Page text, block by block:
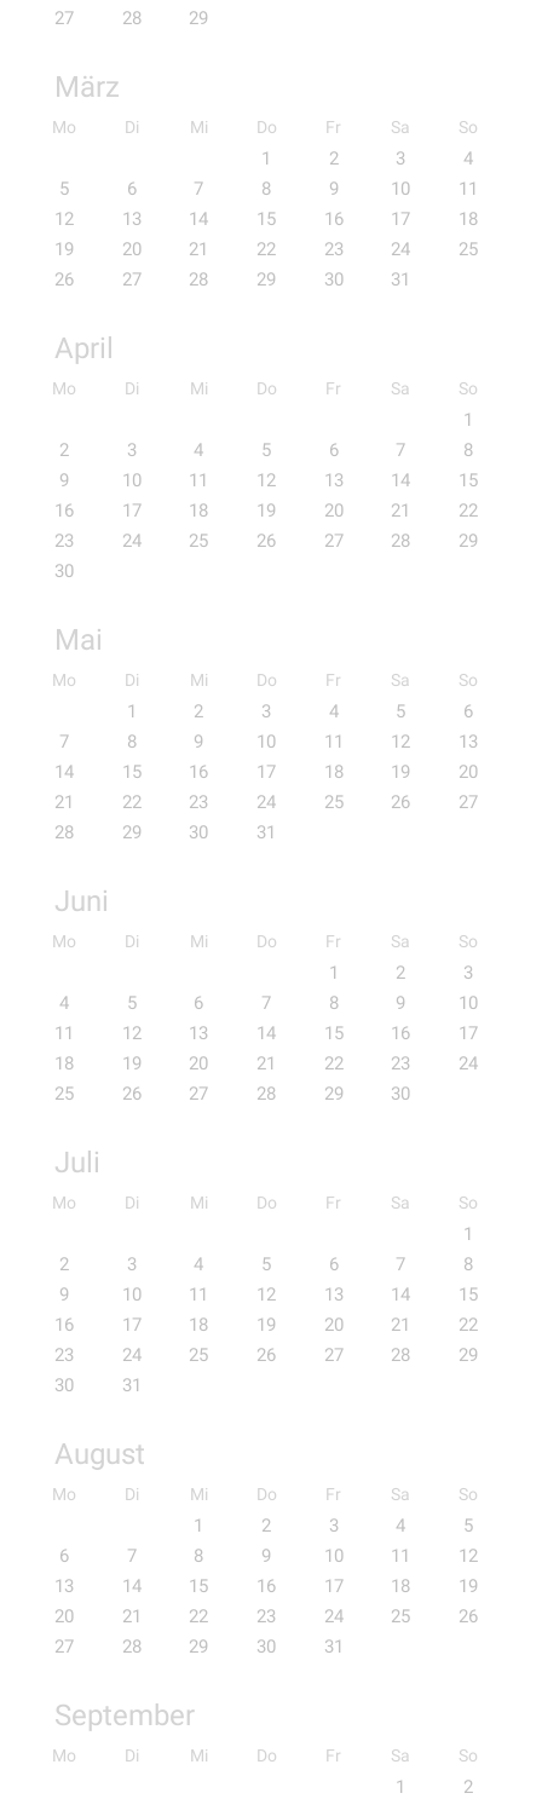
27
28 29
März
Mo Di Mi Do Fr Sa So
1 2 3
4
5
6 7 8 9 10
11
12
13 14 15 16 17
18
19
20 21 22 23 24
25
26
27 28 29 30 31
April
Mo Di Mi Do Fr Sa So
1
2
3 4 5 6 7
8
9
10 11 12 13 14
15
16
17 18 19 20 21
22
23
24 25 26 27 28
29
30
Mai
Mo Di Mi Do Fr Sa So
1 2 3 4 5
6
7
8 9 10 11 12
13
14
15 16 17 18 19
20
21
22 23 24 25 26
27
28
29 30 31
Juni
Mo Di Mi Do Fr Sa So
1 2
3
4
5 6 7 8 9
10
11
12 13 14 15 16
17
18
19 20 21 22 23
24
25
26 27 28 29 30
Juli
Mo Di Mi Do Fr Sa So
1
2
3 4 5 6 7
8
9
10 11 12 13 14
15
16
17 18 19 20 21
22
23
24 25 26 27 28
29
30
31
August
Mo Di Mi Do Fr Sa So
1 2 3 4
5
6
7 8 9 10 11
12
13
14 15 16 17 18
19
20
21 22 23 24 25
26
27
28 29 30 31
September
Mo Di Mi Do Fr Sa So
1
2